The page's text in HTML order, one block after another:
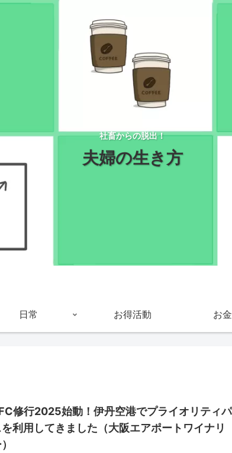
社畜からの脱出！
夫婦の生き方
日常 お得活動 お
修行2025始動！伊丹空港でプライオリティパ
利用してきました（大阪エアポートワイナリ